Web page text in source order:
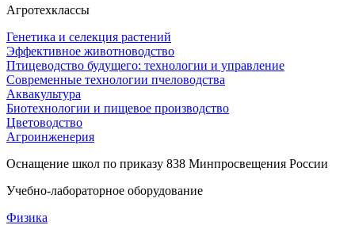
Агротехклассы
Генетика и селекция растений
Эффективное животноводство
Птицеводство будущего: технологии и управление
Современные технологии пчеловодства
Аквакультура
Биотехнологии и пищевое производство
Цветоводство
Агроинженерия
Оснащение школ по приказу 838 Минпросвещения России
Учебно-лабораторное оборудование
Физика